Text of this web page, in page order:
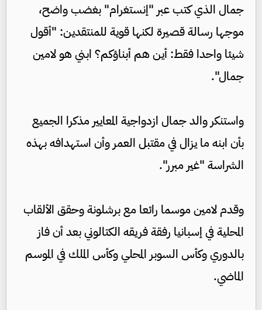
جمال الذي كتب عبر "إنستغرام" بغضب واضح،
موجها رسالة قصيرة لكنها قوية للمنتقدين: "أقول
شيئا واحدا فقط: أين هم أبناؤكم؟ ابني هو لامين
جمال".
واستنكر والد جمال ازدواجية المعايير مذكرا الجميع
بأن ابنه ما يزال في مقتبل العمر وأن استهدافه بهذه
الشراسة "غير مبرر".
وقدم لامين موسما رائعا مع برشلونة وحقق الألقاب
المحلية في إسبانيا رفقة فريقه الكتالوني بعد أن فاز
بالدوري وكأس السوبر المحلي وكأس الملك في الموسم
الماضي.